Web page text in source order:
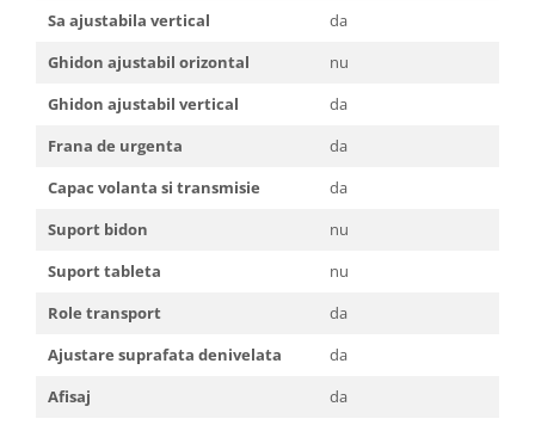
Sa ajustabila vertical
da
Ghidon ajustabil orizontal
nu
Ghidon ajustabil vertical
da
Frana de urgenta
da
Capac volanta si transmisie
da
Suport bidon
nu
Suport tableta
nu
Role transport
da
Ajustare suprafata denivelata
da
Afisaj
da